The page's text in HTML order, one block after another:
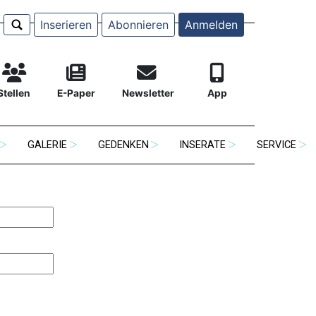
Inserieren Abonnieren Anmelden
E-Paper Newsletter App
GALERIE GEDENKEN INSERATE SERVICE